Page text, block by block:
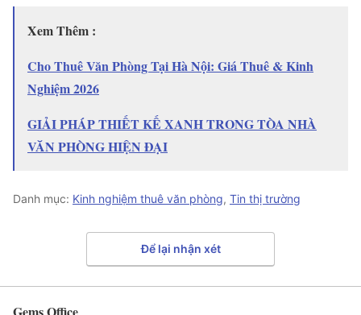
Xem Thêm :
Cho Thuê Văn Phòng Tại Hà Nội: Giá Thuê & Kinh
Nghiệm 2026
GIẢI PHÁP THIẾT KẾ XANH TRONG TÒA NHÀ
VĂN PHÒNG HIỆN ĐẠI
Danh mục: Kinh nghiệm thuê văn phòng, Tin thị trường
Để lại nhận xét